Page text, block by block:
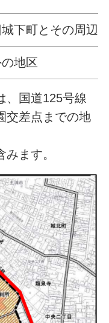
下町とその周辺
地区
、国道125号線
交差点までの地
ます。